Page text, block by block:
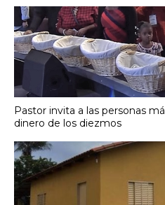
Pastor invita a las personas
dinero de los diezmos